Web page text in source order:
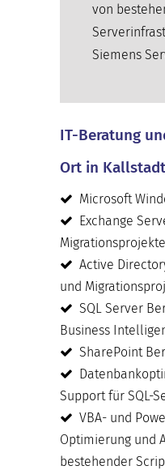
von
Siemens
IT-Beratung
Ort in
Microsoft
Exchange
Migrationsprojekte
Active
und
SQL Server
Business
SharePoint
Support für SQL-
VBA- und
Optimierung und
bestehender